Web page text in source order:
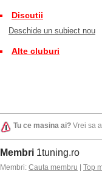
Discutii
Deschide un subiect nou
Alte cluburi
Tu ce masina ai? Vrei sa
Membri 1tuning.ro
Membri: Cauta membru Top